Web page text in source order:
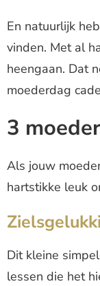
En natuurlijk
vinden. Met al
heengaan. Dat
moederdag
3
Als jouw
hartstikke leuk
Dit kleine
lessen die het